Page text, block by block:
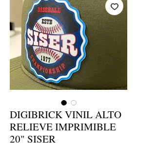
DIGIBRICK VINIL ALTO
RELIEVE IMPRIMIBLE
20" SISER